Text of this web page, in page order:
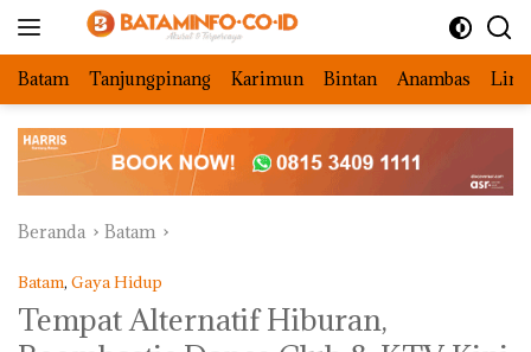
Batam Tanjungpinang Karimun Bintan Anambas
Beranda Batam
Batam, Gaya Hidup
Tempat Alternatif Hiburan,